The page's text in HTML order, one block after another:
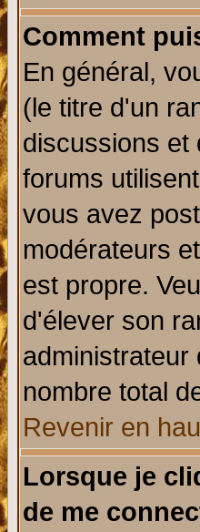
Comment
En général,
(le titre d'un
discussions et
forums
vous avez
modérateurs
est propre.
d'élever son
administrateur
nombre total
Revenir en
Lorsque je
de me